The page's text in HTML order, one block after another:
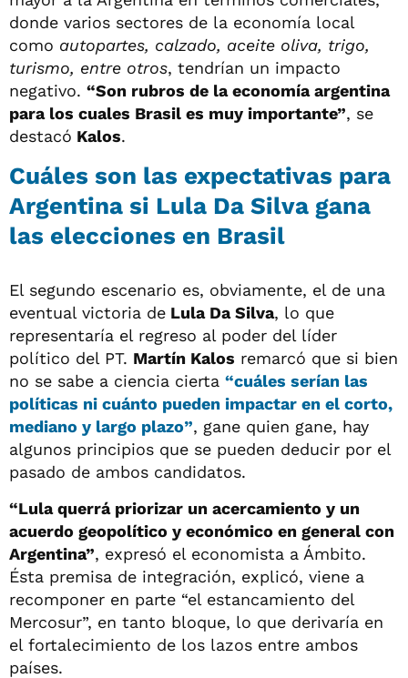
donde varios sectores de la economía local
como autopartes, calzado, aceite oliva, trigo,
turismo, entre otros, tendrían un impacto
negativo. “Son rubros de la economía argentina
para los cuales Brasil es muy importante”, se
destacó Kalos.
Cuáles son las expectativas para
Argentina si Lula Da Silva gana
las elecciones en Brasil
El segundo escenario es, obviamente, el de una
eventual victoria de Lula Da Silva, lo que
representaría el regreso al poder del líder
político del PT. Martín Kalos remarcó que si bien
no se sabe a ciencia cierta “cuáles serían las
políticas ni cuánto pueden impactar en el corto,
mediano y largo plazo”, gane quien gane, hay
algunos principios que se pueden deducir por el
pasado de ambos candidatos.
“Lula querrá priorizar un acercamiento y un
acuerdo geopolítico y económico en general con
Argentina”, expresó el economista a Ámbito.
Ésta premisa de integración, explicó, viene a
recomponer en parte “el estancamiento del
Mercosur”, en tanto bloque, lo que derivaría en
el fortalecimiento de los lazos entre ambos
países.